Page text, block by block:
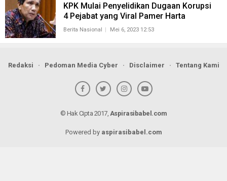
KPK Mulai Penyelidikan Dugaan Korupsi
4 Pejabat yang Viral Pamer Harta
Berita Nasional Mei 6, 2023 12:53
Redaksi Pedoman Media Cyber Disclaimer Tentang Kami
© Hak Cipta 2017, Aspirasibabel.com
Powered by aspirasibabel.com